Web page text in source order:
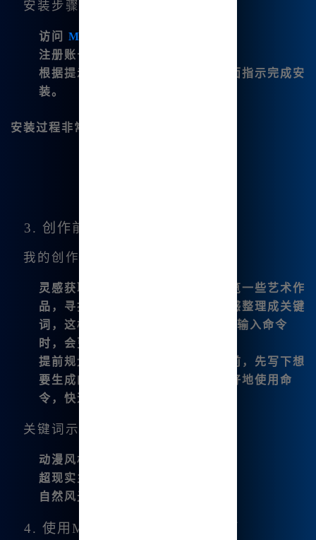
安装步骤：
访问 Midjourney中文版网站
注册账号，登录后即可进入主界面。
根据提示安装相关工具包，按照界面指示完成安
装。
安装过程非常简单，几分钟内即可完成。
3. 创作前的准备
我的创作心得：
灵感获取
：在创作之前，我总会浏览一些艺术作
品，寻找灵感。我常常会将这些灵感整理成关键
词，这样在使用Midjourney内网版输入命令
时，会更加高效和准确。
提前规划
：我建议你在正式使用之前，先写下想
要生成的图像描述。这会帮助你更好地使用命
令，快速获得想要的效果。
关键词示例：
动漫风格
超现实主义
自然风光
4. 使用Midjourney内网版的技巧